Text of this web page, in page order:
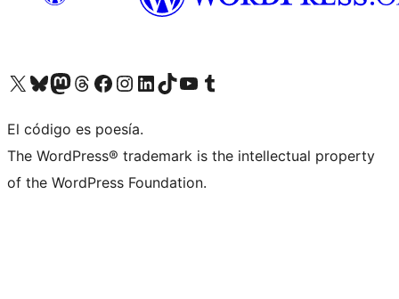
Visit our X (formerly Twitter) account
Visit our Bluesky account
Visit our Mastodon account
Visit our Threads account
Visit our Facebook page
Visit our Instagram account
Visit our LinkedIn account
Visit our TikTok account
Visit our YouTube channel
Visit our Tumblr account
El código es poesía.
The WordPress® trademark is the intellectual property
of the WordPress Foundation.